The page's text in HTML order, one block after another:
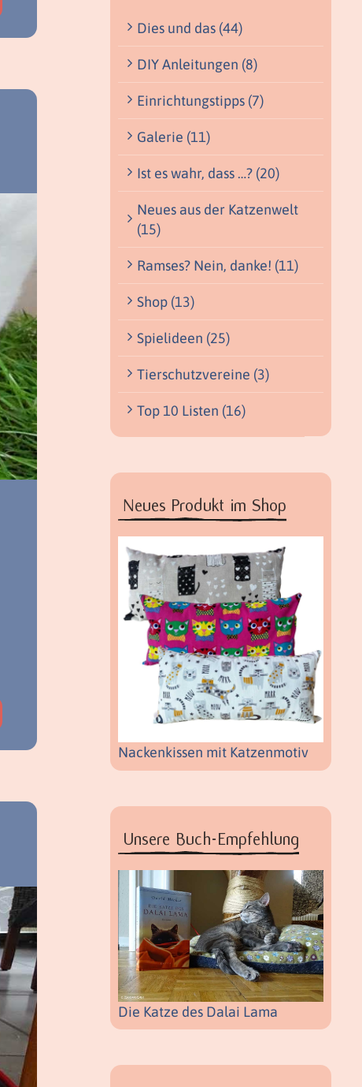
Dies und das (44)
DIY Anleitungen (8)
Einrichtungstipps (7)
Galerie (11)
Ist es wahr, dass …? (20)
Neues aus der Katzenwelt
(15)
Ramses? Nein, danke! (11)
Shop (13)
Spielideen (25)
Tierschutzvereine (3)
Top 10 Listen (16)
Neues Produkt im Shop
Nackenkissen mit Katzenmotiv
Unsere Buch-Empfehlung
Die Katze des Dalai Lama